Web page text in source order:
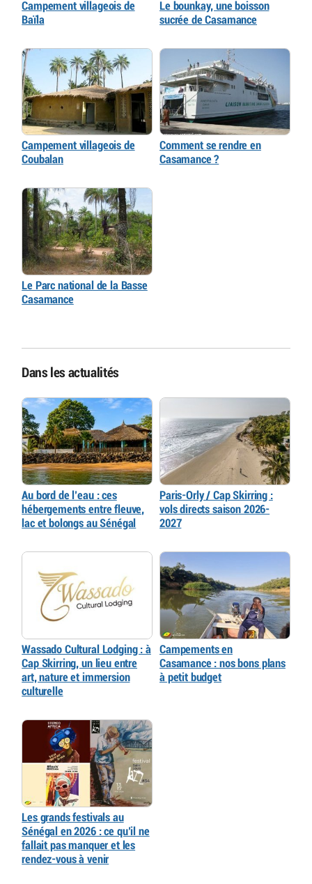
Campement villageois de
Baïla
Le bounkay, une boisson
sucrée de Casamance
Campement villageois de
Coubalan
Comment se rendre en
Casamance ?
Le Parc national de la Basse
Casamance
Dans les actualités
Au bord de l’eau : ces
hébergements entre fleuve,
lac et bolongs au Sénégal
Paris-Orly / Cap Skirring :
vols directs saison 2026-
2027
Wassado Cultural Lodging : à
Cap Skirring, un lieu entre
art, nature et immersion
culturelle
Campements en
Casamance : nos bons plans
à petit budget
Les grands festivals au
Sénégal en 2026 : ce qu’il ne
fallait pas manquer et les
rendez-vous à venir